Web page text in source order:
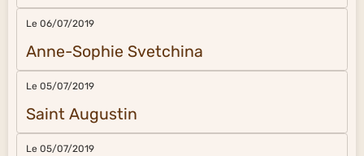
Le 06/07/2019
Anne-Sophie Svetchina
Le 05/07/2019
Saint Augustin
Le 05/07/2019